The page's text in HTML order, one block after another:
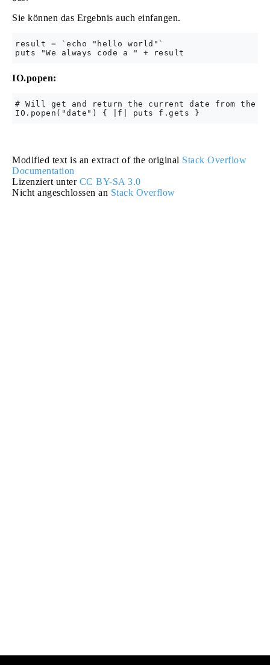
Sie können das Ergebnis auch einfangen.
result = `echo "hello world"`
IO.popen:
# Will get and return the current date from the
Modified text is an extract of the original Stack Overflow
Documentation
Lizenziert unter CC BY-SA 3.0
Nicht angeschlossen an Stack Overflow